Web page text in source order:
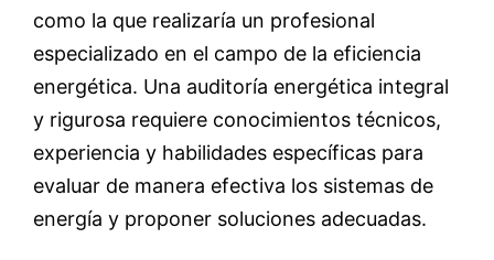
como la que realizaría un profesional
especializado en el campo de la eficiencia
energética. Una auditoría energética integral
y rigurosa requiere conocimientos técnicos,
experiencia y habilidades específicas para
evaluar de manera efectiva los sistemas de
energía y proponer soluciones adecuadas.